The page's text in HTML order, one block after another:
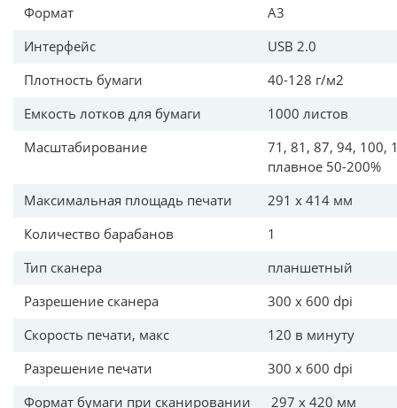
Формат
А3
Интерфейс
USB 2.0
Плотность бумаги
40-128 г/м2
Емкость лотков для бумаги
1000 листов
Масштабирование
71, 81, 87, 94, 100,
плавное 50-
Максимальная площадь печати
291 х 414 мм
Количество барабанов
1
Тип сканера
планшетный
Разрешение сканера
300 х 600 dpi
Скорость печати, макс
120 в минуту
Разрешение печати
300 х 600 dpi
Формат бумаги при сканировании
297 х 420 мм